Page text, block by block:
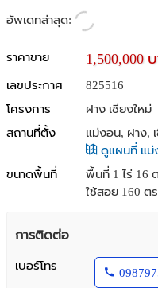
อัพเดทล่าสุด:
ราคาขาย 1,500,000
เลขประกาศ
825516
โครงการ
ฝาง เชียงใหม่
สถานที่ตั้ง
แม่งอน, ฝาง,
ดูแผนที่ แม่
ขนาดพื้นที่
พื้นที่ 1 ไร่ 16
ใช้สอย 160 ต
การติดต่อ
เบอร์โทร